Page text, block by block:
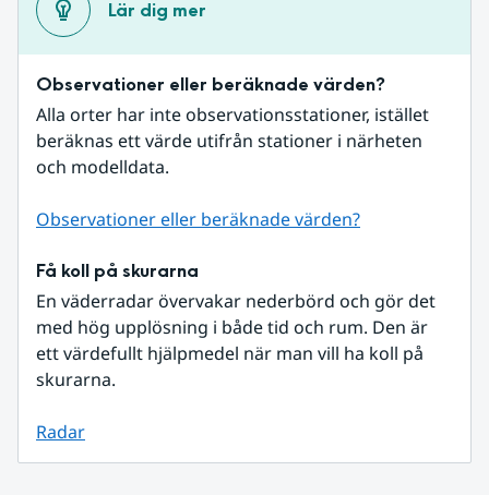
Lär dig mer
Observationer eller beräknade värden?
Alla orter har inte observationsstationer, istället
beräknas ett värde utifrån stationer i närheten
och modelldata.
Observationer eller beräknade värden?
Få koll på skurarna
En väderradar övervakar nederbörd och gör det
med hög upplösning i både tid och rum. Den är
ett värdefullt hjälpmedel när man vill ha koll på
skurarna.
Radar